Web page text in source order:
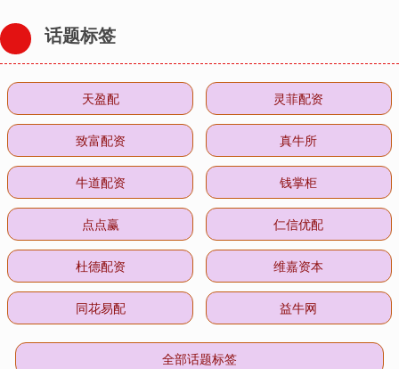
话题标签
天盈配 灵菲配资
致富配资 真牛所
牛道配资 钱掌柜
点点赢 仁信优配
杜德配资 维嘉资本
同花易配 益牛网
全部话题标签